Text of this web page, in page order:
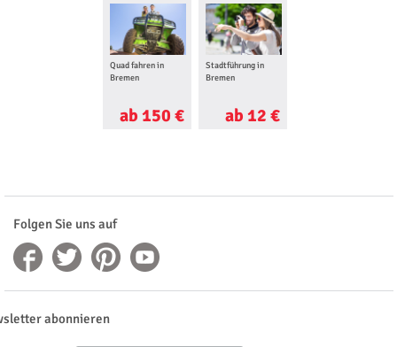
Quad fahren in
Bremen
ab 150 €
Stadtführung in
Bremen
ab 12 €
Folgen Sie uns auf
abonnieren